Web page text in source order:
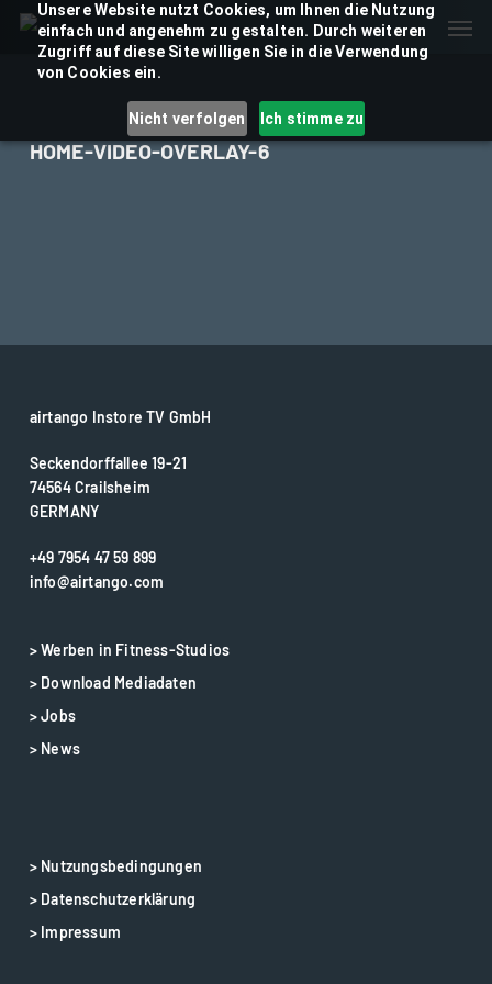
Unsere Website nutzt Cookies, um Ihnen die Nutzung
einfach und angenehm zu gestalten. Durch weiteren
Zugriff auf diese Site willigen Sie in die Verwendung
von Cookies ein.
Nicht verfolgen Ich stimme zu
Skip
content
HOME-VIDEO-OVERLAY-6
airtango Instore TV GmbH
Seckendorffallee 19-21
74564 Crailsheim
GERMANY
+49 7954 47 59 899
info@airtango.com
> Werben in Fitness-Studios
> Download Mediadaten
> Jobs
> News
> Nutzungsbedingungen
> Datenschutzerklärung
> Impressum